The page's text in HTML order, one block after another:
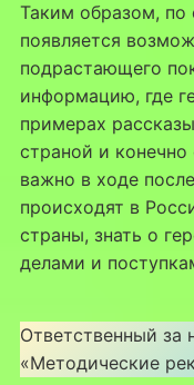
Таким образом, по
появляется
подрастающего
информацию, где
примерах
страной и
важно в ходе
происходят в
страны, знать о
делами и
Ответственный за
«Методические